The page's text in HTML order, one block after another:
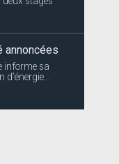
annoncées
informe sa